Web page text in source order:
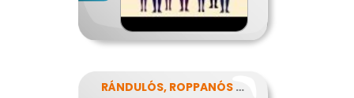
RÁNDULÓS, ROPPANÓS BALESETEK